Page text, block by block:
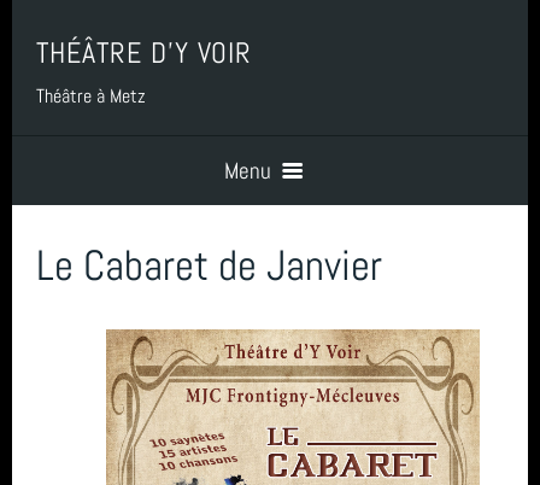
THÉÂTRE D'Y VOIR
Théâtre à Metz
Menu
Accueil
Présentation
Spectacles
Le Cabaret de Janvier